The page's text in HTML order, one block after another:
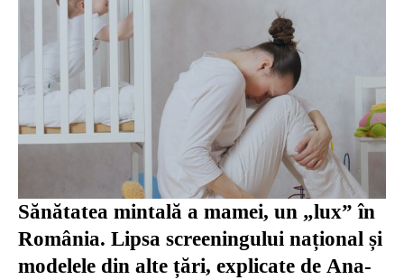
Sănătatea mintală a mamei, un „lux” în
România. Lipsa screeningului național și
modelele din alte țări, explicate de Ana-